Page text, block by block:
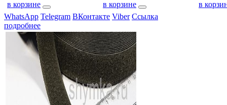
в корзине в корзине
в
WhatsApp Telegram ВКонтакте Viber Ссылка
подробнее